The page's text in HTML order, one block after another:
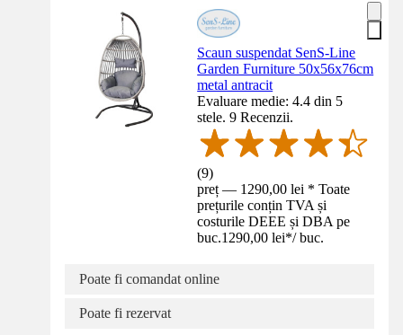
Scaun suspendat SenS-Line
Garden Furniture 50x56x76cm
metal antracit
Evaluare medie: 4.4 din 5
stele. 9 Recenzii.
(9)
preț — 1290,00 lei * Toate
prețurile conțin TVA și
costurile DEEE și DBA pe
buc.1290,00 lei*/ buc.
Poate fi comandat online
Poate fi rezervat